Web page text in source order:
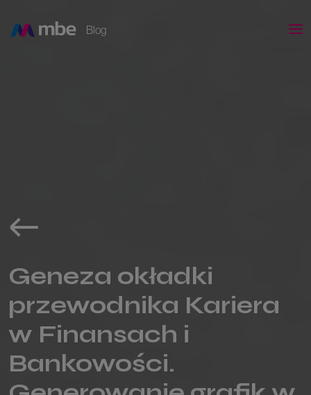
Blog
Geneza okładki
przewodnika Kariera
w Finansach i
Bankowości.